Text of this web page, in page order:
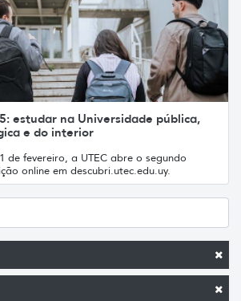
estudar na Universidade pública,
e do interior
de fevereiro, a UTEC abre o segundo
online em descubri.utec.edu.uy.